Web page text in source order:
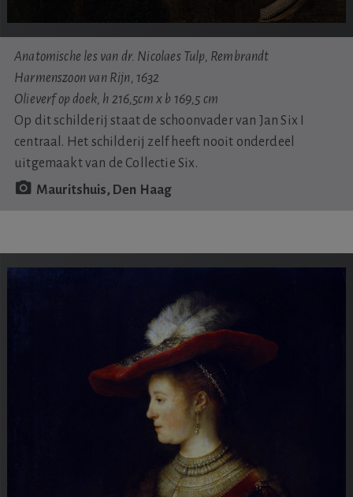
Anatomische les van dr. Nicolaes Tulp, Rembrandt
Harmenszoon van Rijn, 1632
Olieverf op doek, h 216,5cm x b 169,5 cm
Op dit schilderij staat de schoonvader van Jan Six I
centraal. Het schilderij zelf heeft nooit onderdeel
uitgemaakt van de Collectie Six.
Mauritshuis, Den Haag